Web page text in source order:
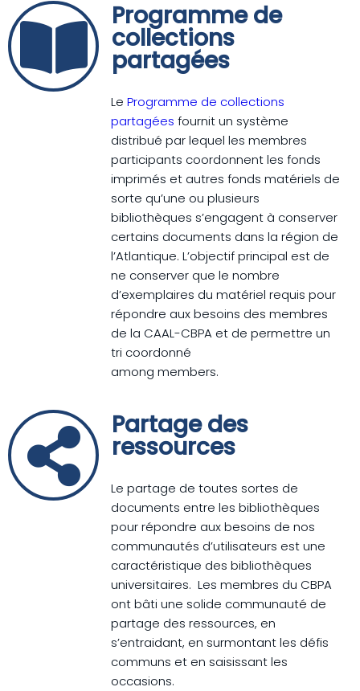
Programme de
collections
partagées
Le Programme de collections
partagées fournit un système
distribué par lequel les membres
participants coordonnent les fonds
imprimés et autres fonds matériels de
sorte qu’une ou plusieurs
bibliothèques s’engagent à conserver
certains documents dans la région de
l’Atlantique. L’objectif principal est de
ne conserver que le nombre
d’exemplaires du matériel requis pour
répondre aux besoins des membres
de la CAAL-CBPA et de permettre un
tri coordonné
among members.
Partage des
ressources
Le partage de toutes sortes de
documents entre les bibliothèques
pour répondre aux besoins de nos
communautés d’utilisateurs est une
caractéristique des bibliothèques
universitaires. Les membres du CBPA
ont bâti une solide communauté de
partage des ressources, en
s’entraidant, en surmontant les défis
communs et en saisissant les
occasions.